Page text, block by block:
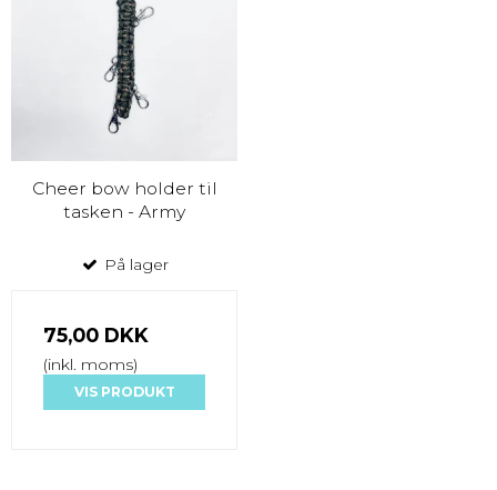
Cheer bow holder til
tasken - Army
På lager
75,00 DKK
(inkl. moms)
VIS PRODUKT